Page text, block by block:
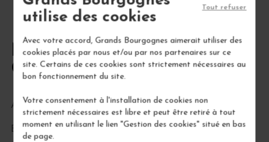
utilise des cookies
Avec votre accord, Grands Bourgognes aimerait utiliser des
cookies placés par nous et/ou par nos partenaires sur ce
site. Certains de ces cookies sont strictement nécessaires au
bon fonctionnement du site.
Votre consentement à l'installation de cookies non
strictement nécessaires est libre et peut être retiré à tout
moment en utilisant le lien "Gestion des cookies" situé en bas
de page.
Tout refuser
Nos autres producteurs de
Champagne
Agrapart Pascal
Besserat de Bellefon
Egly-Ouriet
Françoise Bedel